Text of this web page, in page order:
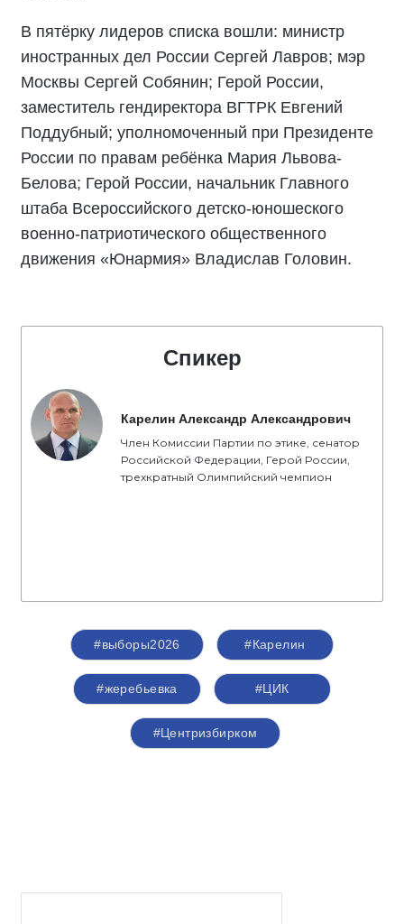
В пятёрку лидеров списка вошли: министр
иностранных дел России Сергей Лавров; мэр
Москвы Сергей Собянин; Герой России,
заместитель гендиректора ВГТРК Евгений
Поддубный; уполномоченный при Президенте
России по правам ребёнка Мария Львова-
Белова; Герой России, начальник Главного
штаба Всероссийского детско-юношеского
военно-патриотического общественного
движения «Юнармия» Владислав Головин.
Спикер
Карелин Александр Александрович
Член Комиссии Партии по этике, сенатор
Российской Федерации, Герой России,
трехкратный Олимпийский чемпион
#выборы2026 #Карелин
#жеребьевка #ЦИК
#Центризбирком